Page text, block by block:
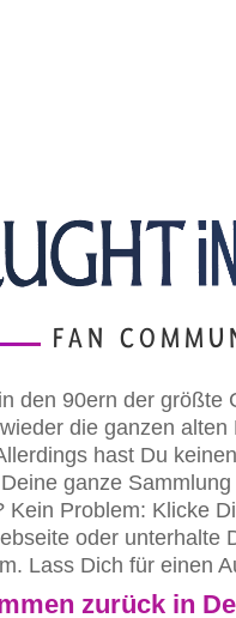
FAN
den 90ern der größte
die ganzen
hast Du
ganze
Kein Problem: Klicke
oder unterhalte
Lass Dich für einen
zurück in